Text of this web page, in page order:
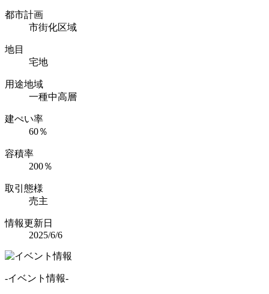
都市計画
市街化区域
地目
宅地
用途地域
一種中高層
建ぺい率
60％
容積率
200％
取引態様
売主
情報更新日
2025/6/6
-イベント情報-